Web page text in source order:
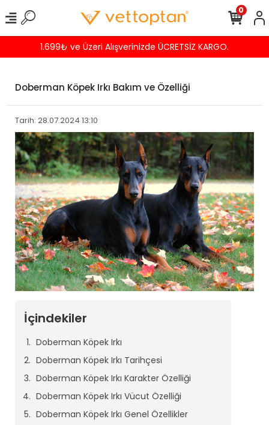
Havalede %4 İNDİRİM
0
Doberman Köpek Irkı Bakım ve Özelliği
Tarih: 28.07.2024 13:10
İçindekiler
Doberman Köpek Irkı
Doberman Köpek Irkı Tarihçesi
Doberman Köpek Irkı Karakter Özelliği
Doberman Köpek Irkı Vücut Özelliği
Doberman Köpek Irkı Genel Özellikler